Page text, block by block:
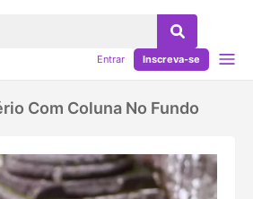
Entrar Inscreva-se
Com Coluna No Fundo